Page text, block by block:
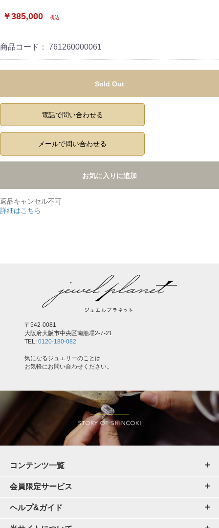
￥385,000 税込
商品コード： 761260000061
Sold Out
電話で問い合わせる
メールで問い合わせる
お気に入りに追加
返品キャンセル不可
詳細はこちら
〒542-0081
大阪府大阪市中央区南船場2-7-21
TEL: 0120-180-082
気になるジュエリーのことは
お気軽にお問い合わせください。
コンテンツ一覧
会員限定サービス
ヘルプ&ガイド